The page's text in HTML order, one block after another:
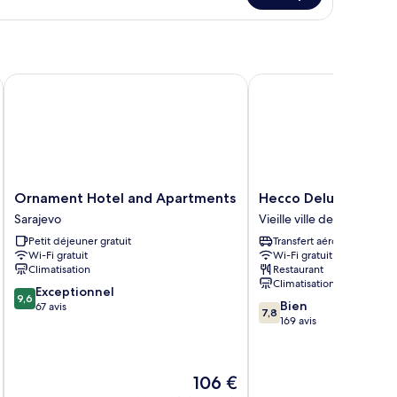
Ornament
Hotel
and
Apartments
Sarajevo
Ornament Hotel and Apartments
Sarajevo
Petit déjeuner gratuit
Wi-Fi gratuit
Climatisation
9.6
sur
9,6 Exceptionnel
67 avis
Le
106 €
Ornament Hotel and Apartments
Hecco
Deluxe
Hotel
Vieille
ville
de
Sarajevo
Hecco Deluxe Hotel
Vieille ville de Sarajevo
Transfert aéroport
Wi-Fi gratuit
Restaurant
Climatisation
7.8
sur
7,8 Bien
169 avis
Hecco Deluxe Hotel